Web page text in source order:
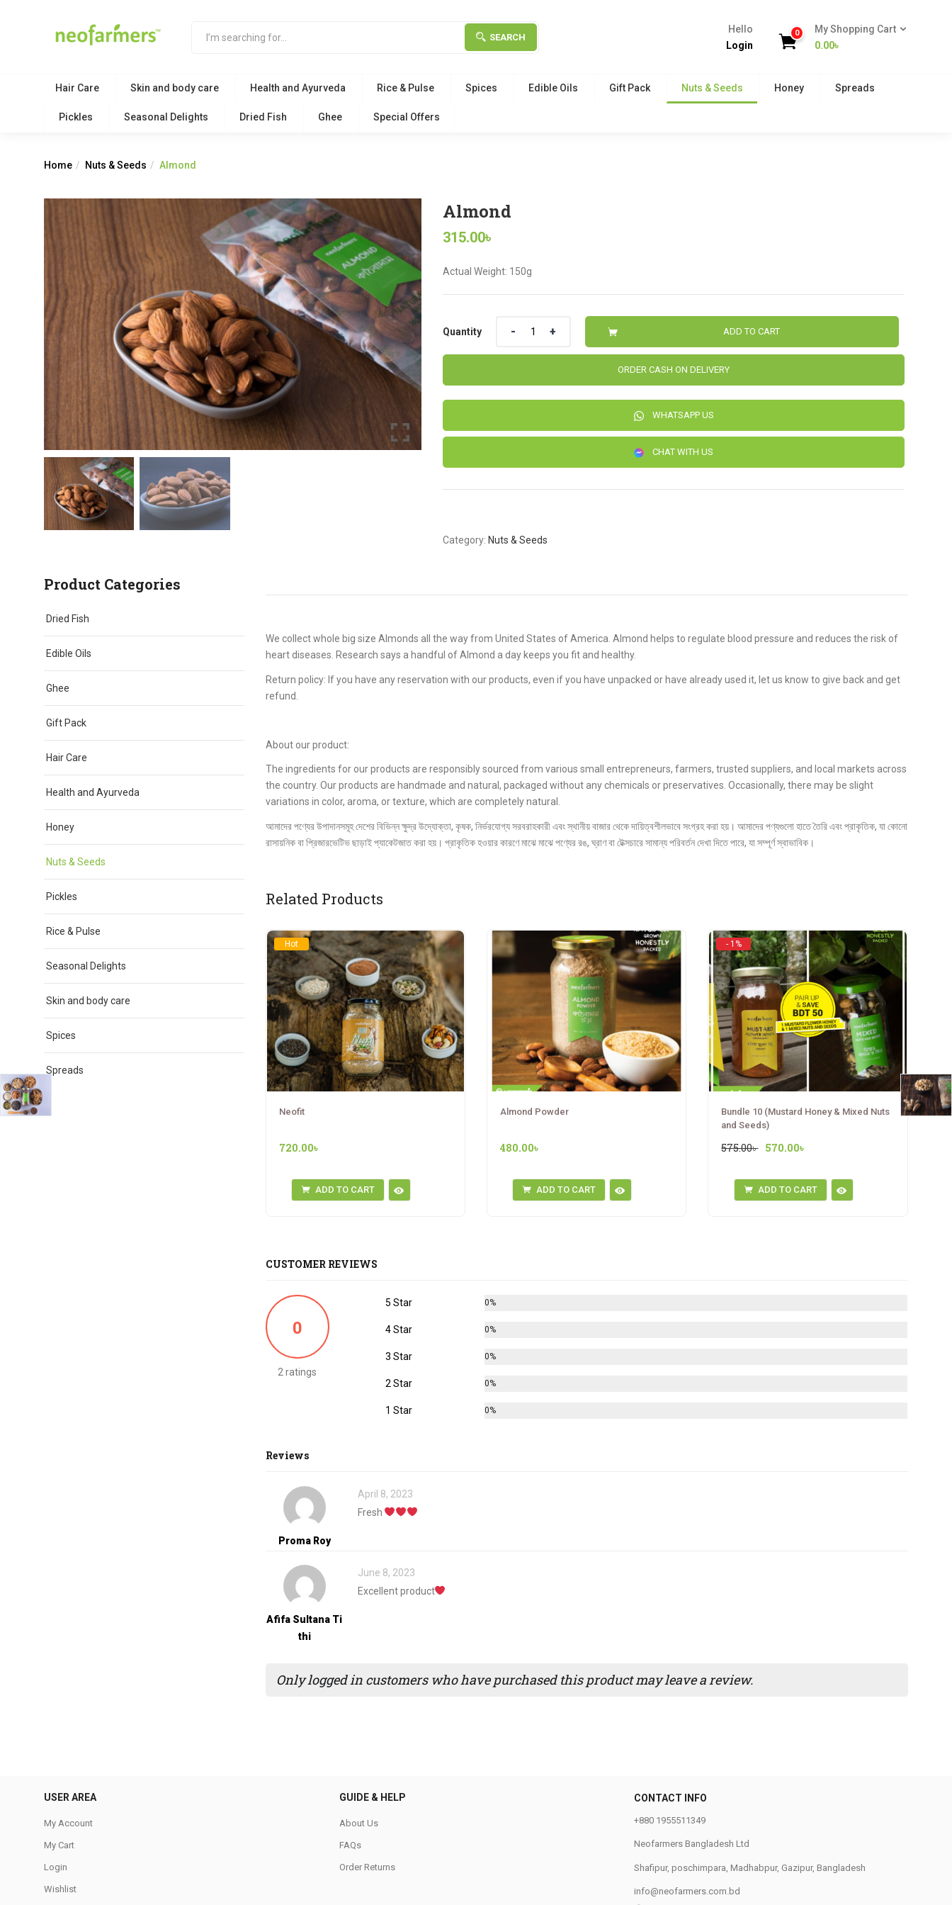
SEARCH
Hello
Login
0
My Shopping Cart
0.00৳
Hair Care Skin and body care Health and Ayurveda Rice & Pulse Spices Edible Oils Gift Pack Nuts & Seeds Honey Spreads
Pickles Seasonal Delights Dried Fish Ghee Special Offers
Home Nuts & Seeds Almond
Almond
315.00৳
Actual Weight: 150g
Quantity ADD TO CART
ORDER CASH ON DELIVERY
WHATSAPP US
CHAT WITH US
Category: Nuts & Seeds
We collect whole big size Almonds all the way from United States of America. Almond helps to regulate blood pressure and reduces the risk of
heart diseases. Research says a handful of Almond a day keeps you fit and healthy.
Return policy: If you have any reservation with our products, even if you have unpacked or have already used it, let us know to give back and get
refund.
About our product:
The ingredients for our products are responsibly sourced from various small entrepreneurs, farmers, trusted suppliers, and local markets across
the country. Our products are handmade and natural, packaged without any chemicals or preservatives. Occasionally, there may be slight
variations in color, aroma, or texture, which are completely natural.
আমাদের পণ্যের উপাদানসমূহ দেশের বিভিন্ন ক্ষুদ্র উদ্যোক্তা, কৃষক, নির্ভরযোগ্য সরবরাহকারী এবং স্থানীয় বাজার থেকে দায়িত্বশীলভাবে সংগ্রহ করা হয়। আমাদের পণ্যগুলো হাতে তৈরি এবং প্রাকৃতিক, যা কোনো
রাসায়নিক বা প্রিজারভেটিভ ছাড়াই প্যাকেটজাত করা হয়। প্রাকৃতিক হওয়ার কারণে মাঝে মাঝে পণ্যের রঙ, ঘ্রাণ বা টেক্সচারে সামান্য পরিবর্তন দেখা দিতে পারে, যা সম্পূর্ণ স্বাভাবিক।
Related Products
Hot
Neofit
720.00৳
ADD TO CART
Almond Powder
480.00৳
ADD TO CART
- 1%
Bundle 10 (Mustard Honey & Mixed Nuts
and Seeds)
575.00৳ Original
was:
575.00৳ .
570.00৳
is:
570.00৳ .
ADD TO CART
CUSTOMER REVIEWS
0
2 ratings
5 Star 0%
4 Star 0%
3 Star 0%
2 Star 0%
1 Star 0%
Reviews
Proma Roy
April 8, 2023
Fresh
Afifa Sultana Ti
Thi
June 8, 2023
Excellent product
Only logged in customers who have purchased this product may leave a review.
Product Categories
Dried Fish
Edible Oils
Ghee
Gift Pack
Hair Care
Health and Ayurveda
Honey
Nuts & Seeds
Pickles
Rice & Pulse
Seasonal Delights
Skin and body care
Spices
Spreads
USER AREA
My Account
My Cart
Login
Wishlist
GUIDE & HELP
About Us
FAQs
Order Returns
CONTACT INFO
+880 1955511349
Neofarmers Bangladesh Ltd
Shafipur, poschimpara, Madhabpur, Gazipur, Bangladesh
info@neofarmers.com.bd